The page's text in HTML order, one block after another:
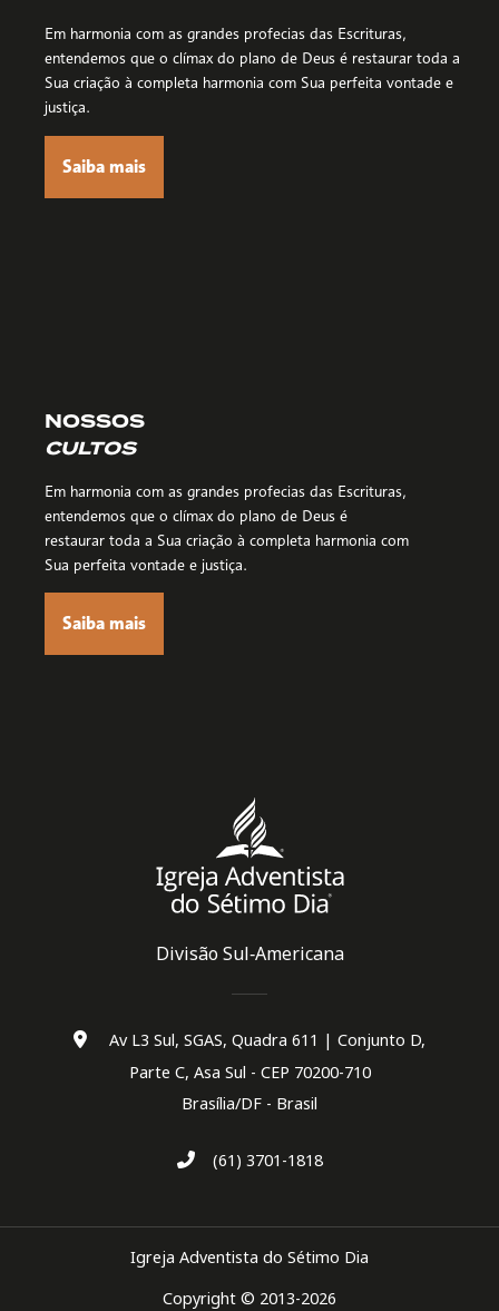
Em harmonia com as grandes profecias das Escrituras,
entendemos que o clímax do plano de Deus é restaurar toda a
Sua criação à completa harmonia com Sua perfeita vontade e
justiça.
Saiba mais
NOSSOS
CULTOS
Em harmonia com as grandes profecias das Escrituras,
entendemos que o clímax do plano de Deus é
restaurar toda a Sua criação à completa harmonia com
Sua perfeita vontade e justiça.
Saiba mais
Divisão Sul‑Americana
Av L3 Sul, SGAS, Quadra 611 | Conjunto D,
Parte C, Asa Sul - CEP 70200-710
Brasília/DF - Brasil
(61) 3701-1818
Igreja Adventista do Sétimo Dia
Copyright © 2013-2026